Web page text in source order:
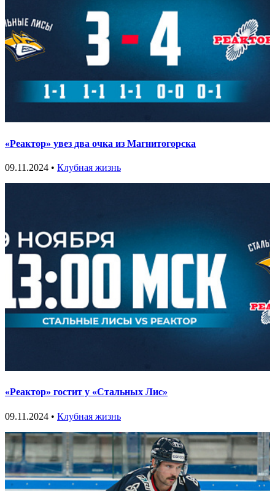
«Реактор» увез два очка из Магнитогорска
09.11.2024 • Клубная жизнь
«Реактор» гостит у «Стальных Лис»
09.11.2024 • Клубная жизнь